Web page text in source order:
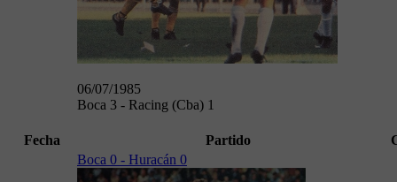
06/07/1985
Boca 3 - Racing (Cba) 1
Fecha Partido
Boca 0 - Huracán 0